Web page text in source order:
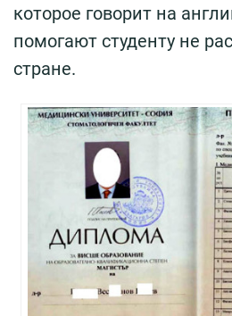
которое говорит на
помогают студенту не
стране.